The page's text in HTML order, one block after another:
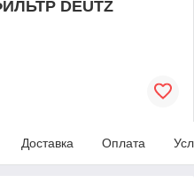
DEUTZ
Доставка Оплата